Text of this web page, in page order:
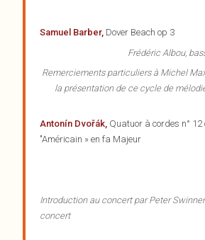
Samuel Barber, Dover Beach op 3
Frédéric Albou,
Remerciements particuliers à Michel
la présentation de ce cycle de
Antonín Dvořák, Quatuor à cordes n° 12
"Américain » en fa Majeur
Introduction au concert par Peter
concert